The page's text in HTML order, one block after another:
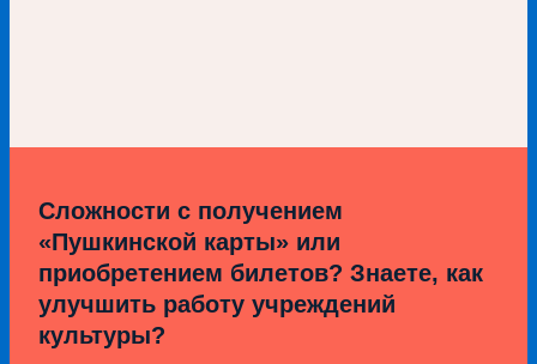
Сложности с получением
«Пушкинской карты» или
приобретением билетов? Знаете, как
улучшить работу учреждений
культуры?